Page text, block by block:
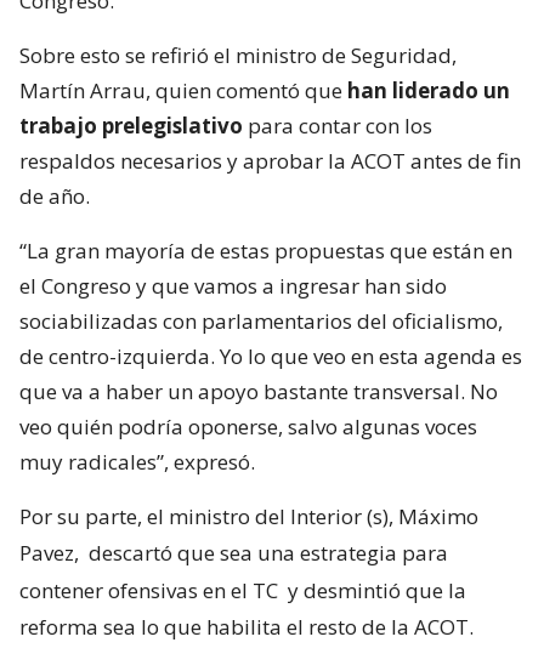
Sobre esto se refirió el ministro de Seguridad,
Martín Arrau, quien comentó que han liderado un
trabajo prelegislativo para contar con los
respaldos necesarios y aprobar la ACOT antes de fin
de año.
“La gran mayoría de estas propuestas que están en
el Congreso y que vamos a ingresar han sido
sociabilizadas con parlamentarios del oficialismo,
de centro-izquierda. Yo lo que veo en esta agenda es
que va a haber un apoyo bastante transversal. No
veo quién podría oponerse, salvo algunas voces
muy radicales”, expresó.
Por su parte, el ministro del Interior (s), Máximo
Pavez, descartó que sea una estrategia para
contener ofensivas en el TC y desmintió que la
reforma sea lo que habilita el resto de la ACOT.